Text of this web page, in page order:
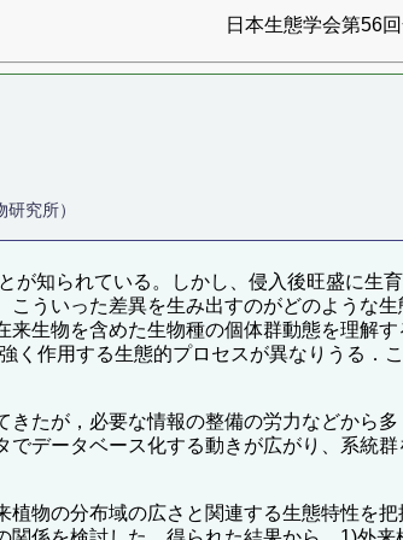
日本生態学会第56
究所）
知られている。しかし、侵入後旺盛に生
ういった差異を生み出すのがどのような
生物を含めた生物種の個体群動態を理解
く作用する生態的プロセスが異なりうる．
たが，必要な情報の整備の労力などから
データベース化する動きが広がり、系統
物の分布域の広さと関連する生態特性を